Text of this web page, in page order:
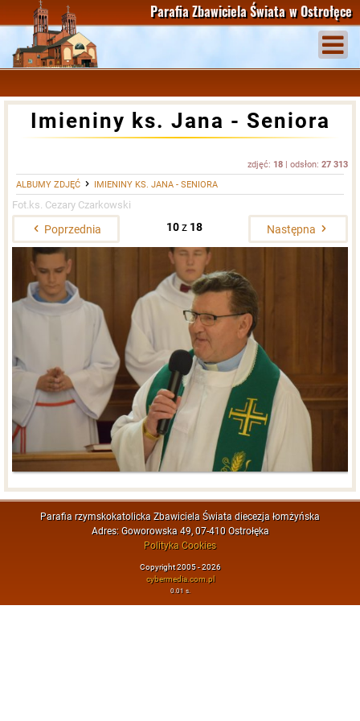
Parafia Zbawiciela Świata w Ostrołęce
Imieniny ks. Jana - Seniora
zdjęć: 18 | odsłon: 27 313
ALBUMY ZDJĘĆ
IMIENINY KS. JANA - SENIORA
Fot.ks. Cezary Czarkowski
Poprzednia 10z 18 Następna
Parafia rzymskokatolicka Zbawiciela Świata diecezja łomżyńska
Adres: Goworowska 49, 07-410 Ostrołęka
Polityka Cookies
Copyright 2005 - 2026
cybermedia.com.pl
0.01 s.